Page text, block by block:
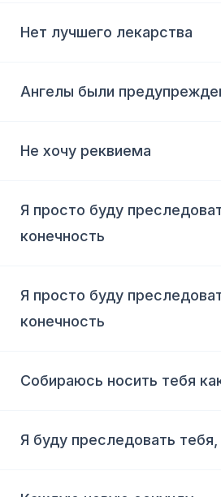
Нет лучшего лекарства
Ангелы были
Не хочу реквиема
Я просто буду
конечность
Я просто буду
конечность
Собираюсь носить тебя
Я буду преследовать